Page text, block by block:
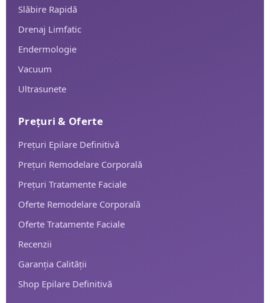
Slăbire Rapidă
Drenaj Limfatic
Endermologie
Vacuum
Ultrasunete
Prețuri & Oferte
Prețuri Epilare Definitivă
Prețuri Remodelare Corporală
Prețuri Tratamente Faciale
Oferte Remodelare Corporală
Oferte Tratamente Faciale
Recenzii
Garanția Calității
Shop Epilare Definitivă